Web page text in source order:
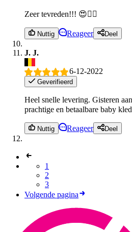
Zeer tevreden!!! 😍👌🏼
Nuttig Reageer Deel
J. J.
6-12-2022
Geverifieerd
Heel snelle levering. Gisteren
prachtige en betaalbare baby
Nuttig Reageer Deel
1
2
3
Volgende pagina